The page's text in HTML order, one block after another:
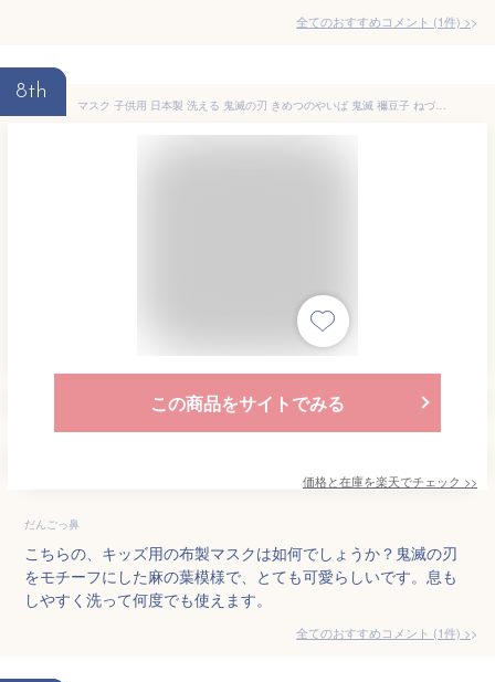
全てのおすすめコメント (1件) >
8th
マスク 子供用 日本製 洗える 鬼滅の刃 きめつのやいば 鬼滅 禰豆子 ねづこ 布製 布マスク ガーゼ 在庫あり 夏 通気性 軽量 立体 子ども用 こども キッズ おしゃれ かわいい 大きめ 小さめ 水洗い可能 痛くない 和柄 生地 麻の葉模様 ピンク MA-M-04 ゆうパケット対応
この商品をサイトでみる
価格と在庫を楽天でチェック >>
だんごっ鼻
こちらの、キッズ用の布製マスクは如何でしょうか？鬼滅の刃
をモチーフにした麻の葉模様で、とても可愛らしいです。息も
しやすく洗って何度でも使えます。
全てのおすすめコメント (1件) >